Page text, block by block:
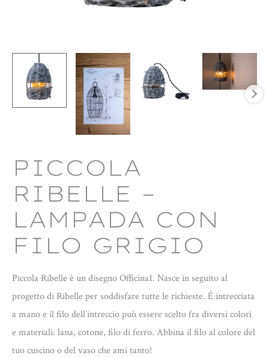
PICCOLA
RIBELLE –
LAMPADA CON
FILO GRIGIO
Piccola Ribelle è un disegno Officina1. Nasce in seguito al
progetto di Ribelle per soddisfare tutte le richieste. É intrecciata
a mano e il filo dell’intreccio può essere scelto fra diversi colori
e materiali: lana, cotone, filo di ferro. Abbina il filo al colore del
tuo cuscino o del vaso che ami tanto!